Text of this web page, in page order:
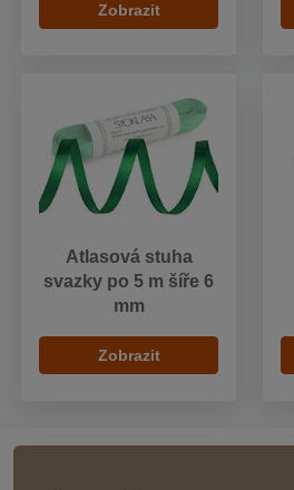
Zobrazit
Atlasová stuha
svazky po 5 m šíře 6
mm
Zobrazit